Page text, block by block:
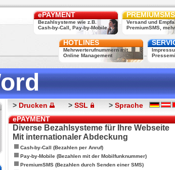
ePAYMENT
Bezahlsysteme wie z.B.
Cash-by-Call, Pay-by-Mobile, ...
PREMIUMSMS
Versand und
PremiumSMS,
HOTLINES
Mehrwerterufnummern mit
Online Management
> Drucken > SSL > Sprache
ePAYMENT
Diverse Bezahlsysteme für Ihre Webseite
Mit internationaler Abdeckung
Cash-by-Call (Bezahlen per Anruf)
Pay-by-Mobile (Bezahlen mit der Mobilfunknummer)
PremiumSMS (Bezahlen durch Senden einer SMS)